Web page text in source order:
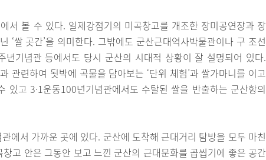
서 볼 수 있다. 일제강점기의 미곡창고를 개조한 장미공연장과 장
‘쌀 곳간’을 의미한다. 그밖에도 군산근대역사박물관이나 구 조선
년기념관 등에서도 당시 군산의 시대적 상황이 잘 설명되어 있다.
관련하여 됫박에 곡물을 담아보는 ‘단위 체험’과 쌀가마니를 이고
있고 3·1운동100년기념관에서도 수탈된 쌀을 반출하는 군산항의
에서 가까운 곳에 있다. 군산에 도착해 근대거리 탐방을 모두 마친
고 안은 그동안 보고 느낀 군산의 근대문화를 곱씹기에 좋은 공간